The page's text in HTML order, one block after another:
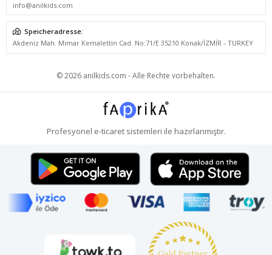
info@anilkids.com
Speicheradresse:
Akdeniz Mah. Mimar Kemalettin Cad. No:71/E 35210 Konak/İZMİR - TURKEY
© 2026 anilkids.com - Alle Rechte vorbehalten.
Profesyonel e-ticaretsistemleri ile hazırlanmıştır.